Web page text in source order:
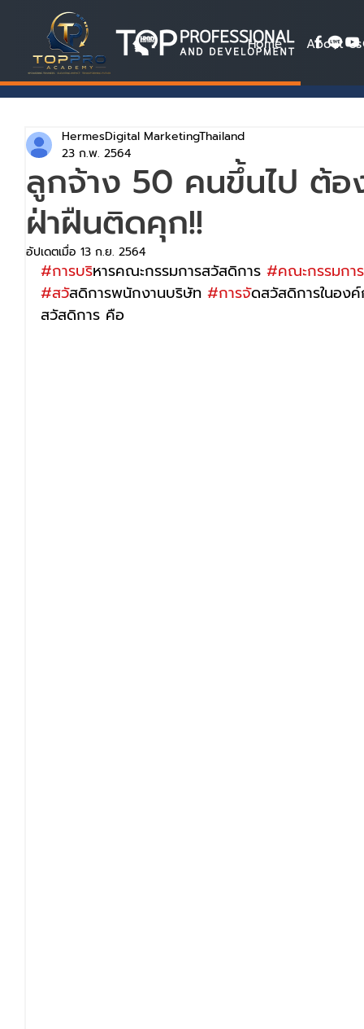
Home About Us
ลูกจ้าง 50 คนขึ้นไป ต้
ฝ่าฝืนติดคุก!!
HermesDigital MarketingThailand
23 ก.พ. 2564
อัปเดตเมื่อ 13 ก.ย. 2564
#การบริหารคณะกรรมการสวัสดิการ #คณะกรรมกา
#สวัสดิการพนักงานบริษัท #การจดสวัสดิการในอง
สวัสดิการ คือ